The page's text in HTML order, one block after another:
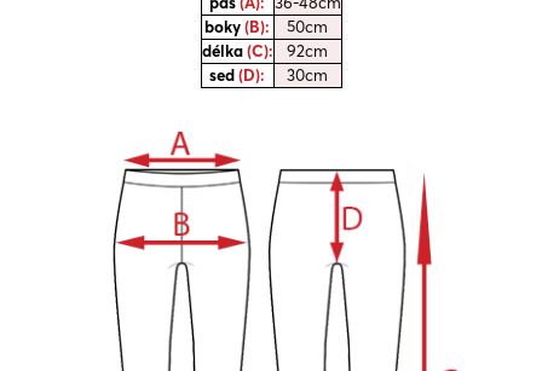
boky(B):
50cm
délka(C):
92cm
sed(D): 30cm